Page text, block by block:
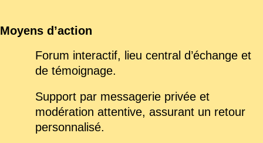
Moyens d’action
Forum interactif, lieu central d’échange et
de témoignage.
Support par messagerie privée et
modération attentive, assurant un retour
personnalisé.